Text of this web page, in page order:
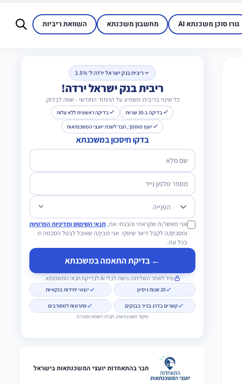
גורו סוכן משכנתא AI מחשבון משכנתא השוואת ריביות
ריבית בנק ישראל ירדה ל־3.5%
ריבית בנק ישראל ירדה!
כל שינוי בריבית משפיע על ההחזר החודשי - שווה לבדוק.
בדיקה ב-30 שניות
בדיקה ראשונית ללא עלות
יועץ מוסמך, חבר לשכת יועצי המשכנתאות
בדקו חיסכון במשכנתא
שם מלא
מספר טלפון נייד
מטרת הפנייה
אני מאשר/ת שקראתי והבנתי את, תנאי השימוש ומדיניות הפרטיות
ומסכים/ה לקבל דיוור שיווקי. אני מבין/ה שאוכל לבטל הסכמה זו
בכל עת.
← בדיקת התאמה במשכנתא
מיד לאחר השליחה: גישה לכלי AI לבדיקת תנאי המשכנתא.
20 שנות ניסיון יוצאי יחידות בנקאיות
קשרים בדרג בכיר בבנקים פתרונות למסורבים
מיקוד משכנתאות, חברה רשומה ומוכרת
חבר בהתאחדות יועצי המשכנתאות בישראל